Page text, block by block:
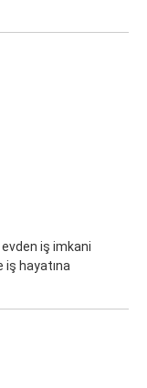
iş imkani
iş hayatına